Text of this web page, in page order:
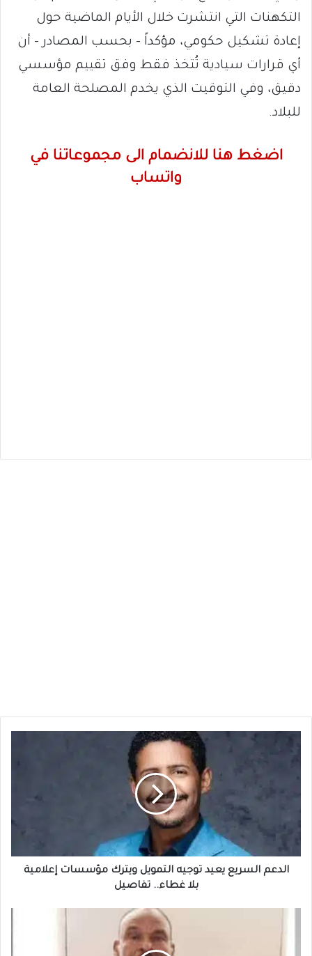
التكهنات التي انتشرت خلال الأيام الماضية حول
إعادة تشكيل حكومي، مؤكداً – بحسب المصادر – أن
أي قرارات سيادية تُتخذ فقط وفق تقييم مؤسسي
دقيق، وفي التوقيت الذي يخدم المصلحة العامة
للبلاد.
اضغط هنا للانضمام الى مجموعاتنا في
واتساب
السريع
بلا
غطاء..
الدعم السريع يعيد توجيه التمويل ويترك مؤسسات إعلامية
بلا غطاء.. تفاصيل